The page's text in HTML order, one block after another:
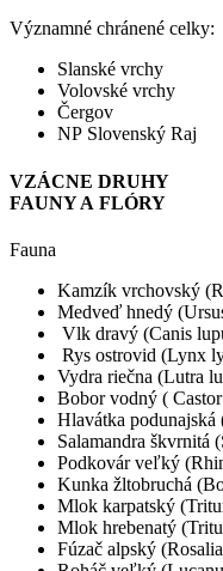
Významné chránené celky:
Slanské vrchy
Volovské vrchy
Čergov
NP Slovenský Raj
VZÁCNE DRUHY
FAUNY A FLÓRY
Fauna
Kamzík vrchovský
Medveď hnedý
Vlk dravý (Canis
Rys ostrovid (Lynx
Vydra riečna (Lutra
Bobor vodný (
Hlavátka
Salamandra škvrnitá
Podkovár veľký
Kunka žltobruchá
Mlok karpatský
Mlok hrebenatý
Fúzač alpský